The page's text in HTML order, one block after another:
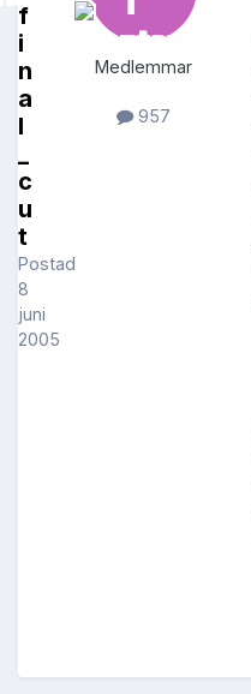
f
i
n
a
l
_
c
u
t
Postad
8
juni
2005
Medlemmar
957